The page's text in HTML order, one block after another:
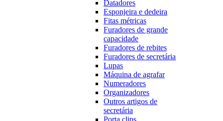
Datadores
Esponjeira e dedeira
Fitas métricas
Furadores de grande
capacidade
Furadores de rebites
Furadores de secretária
Lupas
Máquina de agrafar
Numeradores
Organizadores
Outros artigos de
secretária
Porta clips